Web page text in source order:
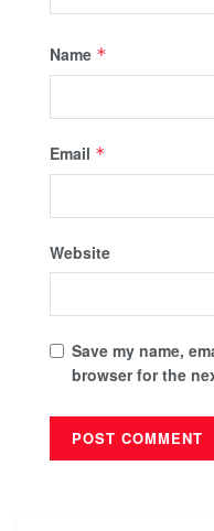
Name *
Email *
Website
Save my name,
browser for the